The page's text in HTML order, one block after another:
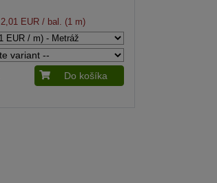
2,01 EUR/ bal. (1 m)
Do košíka